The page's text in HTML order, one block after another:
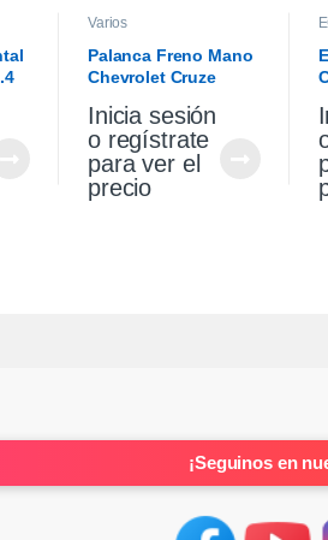
Varios
Palanca Freno Mano
Chevrolet Cruze
Inicia sesión
o regístrate
para ver el
precio
¡Seguinos en